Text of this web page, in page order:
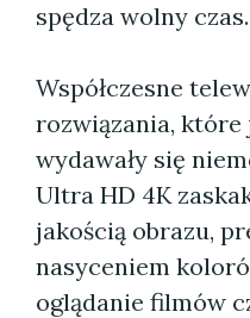
spędza wolny czas.
Współczesne
rozwiązania,
wydawały się
Ultra HD 4K
jakością obrazu,
nasyceniem
oglądanie filmów